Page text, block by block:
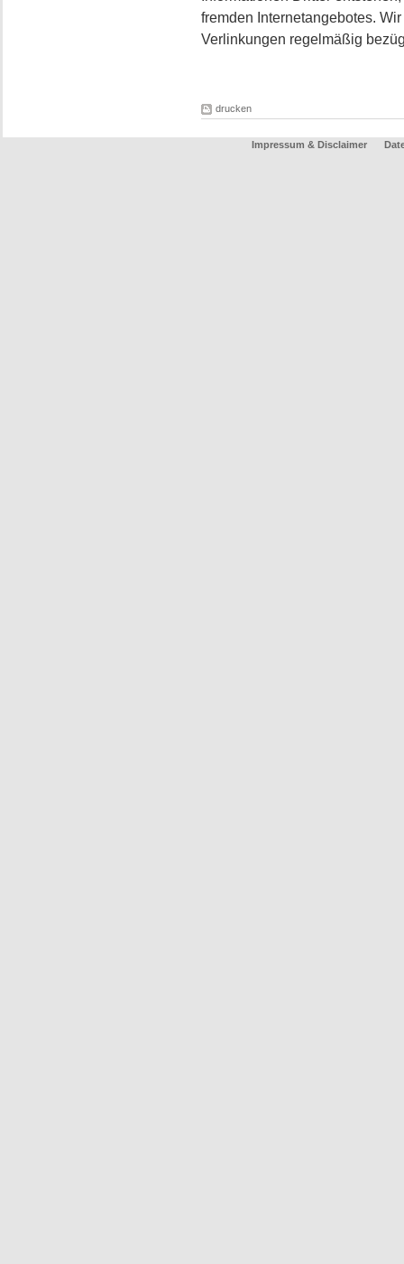
fremden Internetangebotes.
Verlinkungen regelmäßig
drucken
Impressum & Disclaimer